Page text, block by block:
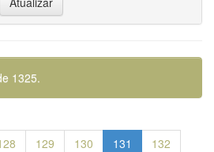
1325.
129 130 131
132